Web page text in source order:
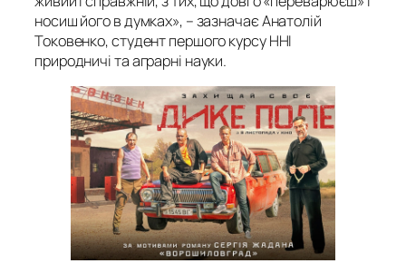
носиш його в думках», – зазначає Анатолій
Токовенко, студент першого курсу ННІ
природничі та аграрні науки.